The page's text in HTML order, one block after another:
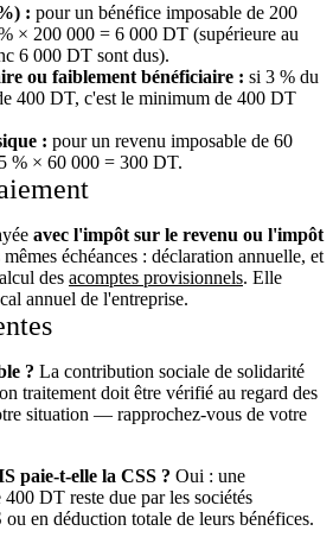
: pour un bénéfice imposable de 200
× 200 000 = 6 000 DT (supérieure au
6 000 DT sont dus).
ou faiblement bénéficiaire : si 3 % du
400 DT, c'est le minimum de 400 DT
: pour un revenu imposable de 60
% × 60 000 = 300 DT.
avec l'impôt sur le revenu ou l'impôt
mêmes échéances : déclaration annuelle, et
des acomptes provisionnels. Elle
annuel de l'entreprise.
? La contribution sociale de solidarité
traitement doit être vérifié au regard des
situation — rapprochez-vous de votre
paie-t-elle la CSS ? Oui : une
DT reste due par les sociétés
en déduction totale de leurs bénéfices.